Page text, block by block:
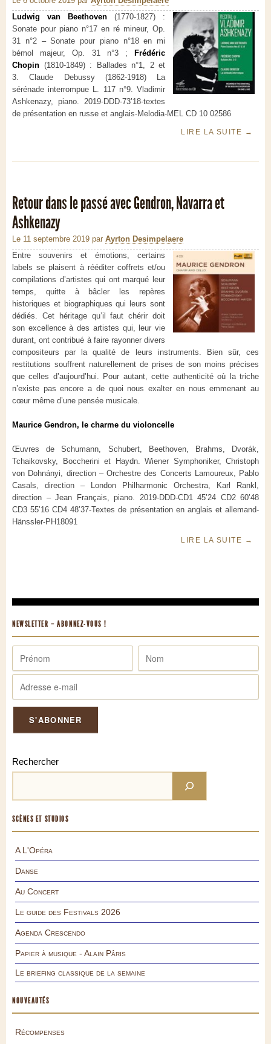
Ludwig van Beethoven (1770-1827) :
Sonate pour piano n°17 en ré mineur, Op.
31 n°2 – Sonate pour piano n°18 en mi
bémol majeur, Op. 31 n°3 ;
Frédéric
Chopin (1810-1849) : Ballades n°1, 2 et
3.Claude Debussy (1862-1918) La
sérénade interrompue L. 117 n°9. Vladimir
Ashkenazy, piano. 2019-DDD-73’18-textes
de présentation en russe et anglais-Melodia-MEL CD 10 02586
LIRE LA SUITE →
Retour dans le passé avec Gendron, Navarra et
Ashkenazy
Le 11 septembre 2019 par Ayrton Desimpelaere
Entre souvenirs et émotions, certains
labels se plaisent à rééditer coffrets et/ou
compilations d’artistes qui ont marqué leur
temps, quitte à bâcler les repères
historiques et biographiques qui leurs sont
dédiés. Cet héritage qu’il faut chérir doit
son excellence à des artistes qui, leur vie
durant, ont contribué à faire rayonner divers
compositeurs par la qualité de leurs instruments. Bien sûr, ces
restitutions souffrent naturellement de prises de son moins précises
que celles d’aujourd’hui. Pour autant, cette authenticité où la triche
n’existe pas encore a de quoi nous exalter en nous emmenant au
cœur même d’une pensée musicale.
Maurice Gendron, le charme du violoncelle
Œuvres de Schumann, Schubert, Beethoven, Brahms, Dvorák,
Tchaikovsky, Boccherini et Haydn. Wiener Symphoniker, Christoph
von Dohnányi, direction – Orchestre des Concerts Lamoureux, Pablo
Casals, direction – London Philharmonic Orchestra, Karl Rankl,
direction – Jean Français, piano. 2019-DDD-CD1 45’24 CD2 60’48
CD3 55’16 CD4 48’37-Textes de présentation en anglais et allemand-
Hänssler-PH18091
LIRE LA SUITE →
NEWSLETTER – ABONNEZ-VOUS !
Rechercher
SCÈNES ET STUDIOS
A L'Opéra
Danse
Au Concert
Le guide des Festivals 2026
Agenda Crescendo
Papier à musique - Alain Pâris
Le briefing classique de la semaine
NOUVEAUTÉS
Récompenses